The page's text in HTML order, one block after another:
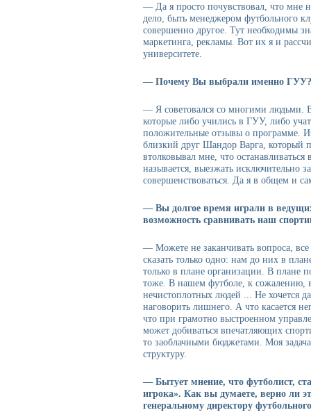
— Да я просто почувствовал, что мне
дело, быть менеджером футбольного
совершенно другое. Тут необходимы
маркетинга, рекламы. Вот их я и
университете.
— Почему Вы выбрали именно ГУУ?
— Я советовался со многими людьми.
которые либо учились в ГУУ, либо
положительные отзывы о программе.
близкий друг Шандор Варга, который
втолковывал мне, что
называется, выезжать исключительно
совершенствоваться. Да я в общем и
— Вы долгое время играли в
возможность сравнивать наш
— Можете не заканчивать вопроса,
сказать только одно: нам до них в
только в плане организации. В плане
тоже. В нашем футболе, к сожалению,
нечистоплотных людей ... Не хочется
наговорить лишнего. А что касается
что при грамотно выстроенном
может добиваться впечатляющих
то заоблачными бюджетами. Моя
структуру.
— Бытует мнение, что футболист,
игрока». Как вы думаете, верно ли
генеральному директору